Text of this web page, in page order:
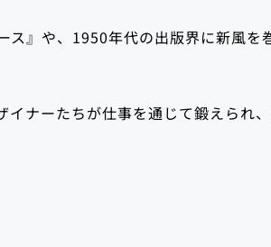
ス』や、1950年代の出版界に新風を
ナーたちが仕事を通じて鍛えられ